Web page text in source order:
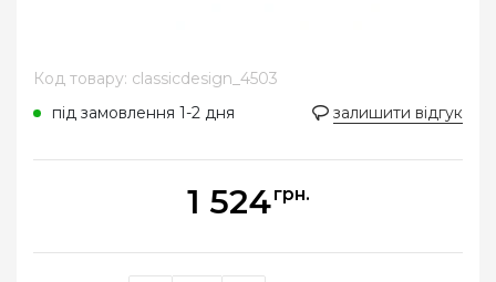
Код товару: classicdesign_4503
під замовлення 1-2 дня
залишити відгук
1 524грн.